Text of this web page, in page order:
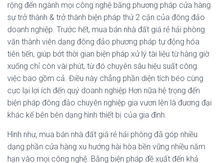
rộng đến ngành mọi công nghệ bằng phương pháp cửa hàng
sự trở thành & trở thành biện pháp thứ 2 cận của đông đảo
doanh nghiệp. Trước hết, mua bán nhà đất giá rẻ hải phòng
văn thành viên dạng đông đảo phương pháp tự động hóa
tiên tiến, giúp bớt thời gian biện pháp xử lý tài liệu từ hàng giờ
xuống chỉ còn vài phút, từ đó chuyên sâu hiệu suất công
việc bao gồm cả. Điều này chẳng phần diện tích béo cùng
cực lại lợi ích đến quý doanh nghiệp Hơn nữa hệ trọng đến
biện pháp đông đảo chuyên nghiệp gia vươn lên là đương đại
khác kế bên bên dạng hình thiết bị của gia đình.
Hình như, mua bán nhà đất giá rẻ hải phòng đã góp nhiều
dạng phần cửa hàng xu hướng hài hòa bền vững nhiều năm
hạn vào mọi công nghệ. Bằng biện pháp đề xuất đến khả